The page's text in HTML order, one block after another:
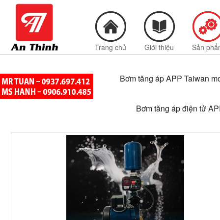
Trang chủ Giới thiệu Sản
Bơm tăng áp APP Taiwan
Bơm tăng áp điện tử